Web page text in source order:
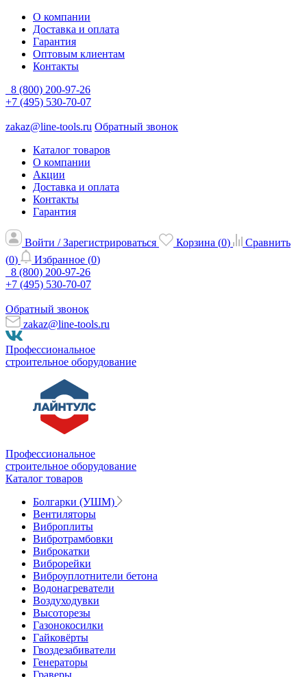
О компании
Доставка и оплата
Гарантия
Оптовым клиентам
Контакты
8 (800) 200-97-26
+7 (495) 530-70-07
zakaz@line-tools.ru Обратный звонок
Каталог товаров
О компании
Акции
Доставка и оплата
Контакты
Гарантия
Войти / Зарегистрироваться Корзина (0)
Сравнить
(0) Избранное (0)
8 (800) 200-97-26
+7 (495) 530-70-07
Обратный звонок
zakaz@line-tools.ru
Профессиональное
строительное оборудование
Профессиональное
строительное оборудование
Каталог товаров
Болгарки (УШМ)
Вентиляторы
Виброплиты
Вибротрамбовки
Виброкатки
Виброрейки
Виброуплотнители бетона
Водонагреватели
Воздуходувки
Высоторезы
Газонокосилки
Гайковёрты
Гвоздезабиватели
Генераторы
Граверы